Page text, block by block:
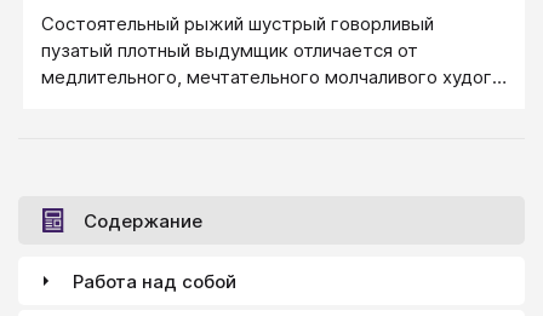
Состоятельный рыжий шустрый говорливый
пузатый плотный выдумщик отличается от
медлительного, мечтательного молчаливого худого
Раненый или грязный отличается от невредимого и
чистого, но это временные, ситуативные,
это те особенности, которые сохранятся во
Содержание
Работа над собой